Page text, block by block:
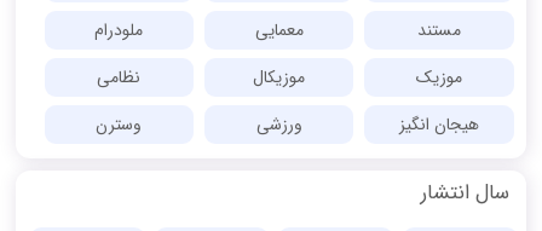
مستند
معمایی
ملودرام
موزیک
موزیکال
نظامی
هیجان انگیز
ورزشی وسترن
سال انتشار